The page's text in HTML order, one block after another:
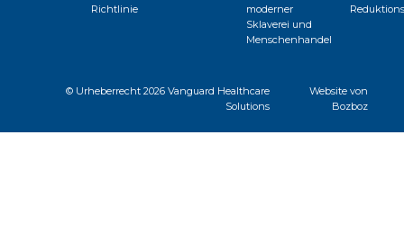
Richtlinie
moderner
Sklaverei und
Menschenhandel
© Urheberrecht2026 Vanguard Healthcare
Solutions
Website von
Bozboz